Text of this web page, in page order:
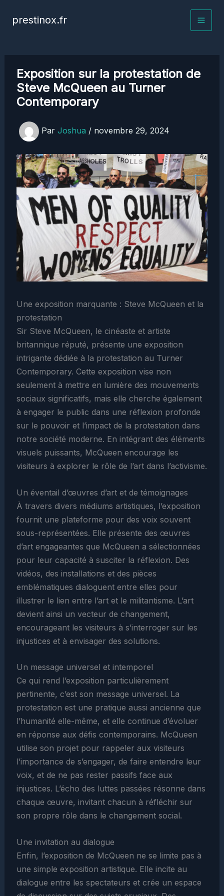
prestinox.fr
Exposition sur la protestation de
Steve McQueen au Turner
Contemporary
Par Joshua / novembre 29, 2024
Une exposition marquante : Steve McQueen et la
protestation
Sir Steve McQueen, le cinéaste et artiste
britannique réputé, présente une exposition
intrigante dédiée à la protestation au Turner
Contemporary. Cette exposition vise non
seulement à mettre en lumière des mouvements
sociaux significatifs, mais elle cherche également
à engager le public dans une réflexion profonde
sur le pouvoir et l’impact de la protestation dans
notre société moderne. En intégrant des éléments
visuels puissants, McQueen encourage les
visiteurs à explorer le rôle de l’art dans l’activisme.
Un éventail d’œuvres d’art et de témoignages
À travers divers médiums artistiques, l’exposition
fournit une plateforme pour des voix souvent
sous-représentées. Elle présente des œuvres
d’art engageantes que McQueen a sélectionnées
pour leur capacité à susciter la réflexion. Des
vidéos, des installations et des pièces
emblématiques dialoguent entre elles pour
illustrer le lien entre l’art et le militantisme. L’art
devient ainsi un vecteur de changement,
encourageant les visiteurs à s’interroger sur les
injustices et à envisager des solutions.
Un message universel et intemporel
Ce qui rend l’exposition particulièrement
pertinente, c’est son message universel. La
protestation est une pratique aussi ancienne que
l’humanité elle-même, et elle continue d’évoluer
en réponse aux défis contemporains. McQueen
utilise son projet pour rappeler aux visiteurs
l’importance de s’engager, de faire entendre leur
voix, et de ne pas rester passifs face aux
injustices. L’écho des luttes passées résonne dans
chaque œuvre, invitant chacun à réfléchir sur
son propre rôle dans le changement social.
Une invitation au dialogue
Enfin, l’exposition de McQueen ne se limite pas à
une simple exposition artistique. Elle incite au
dialogue entre les spectateurs et crée un espace